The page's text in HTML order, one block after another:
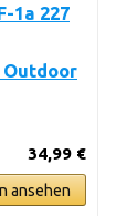
1a 227
34,99 €
ansehen